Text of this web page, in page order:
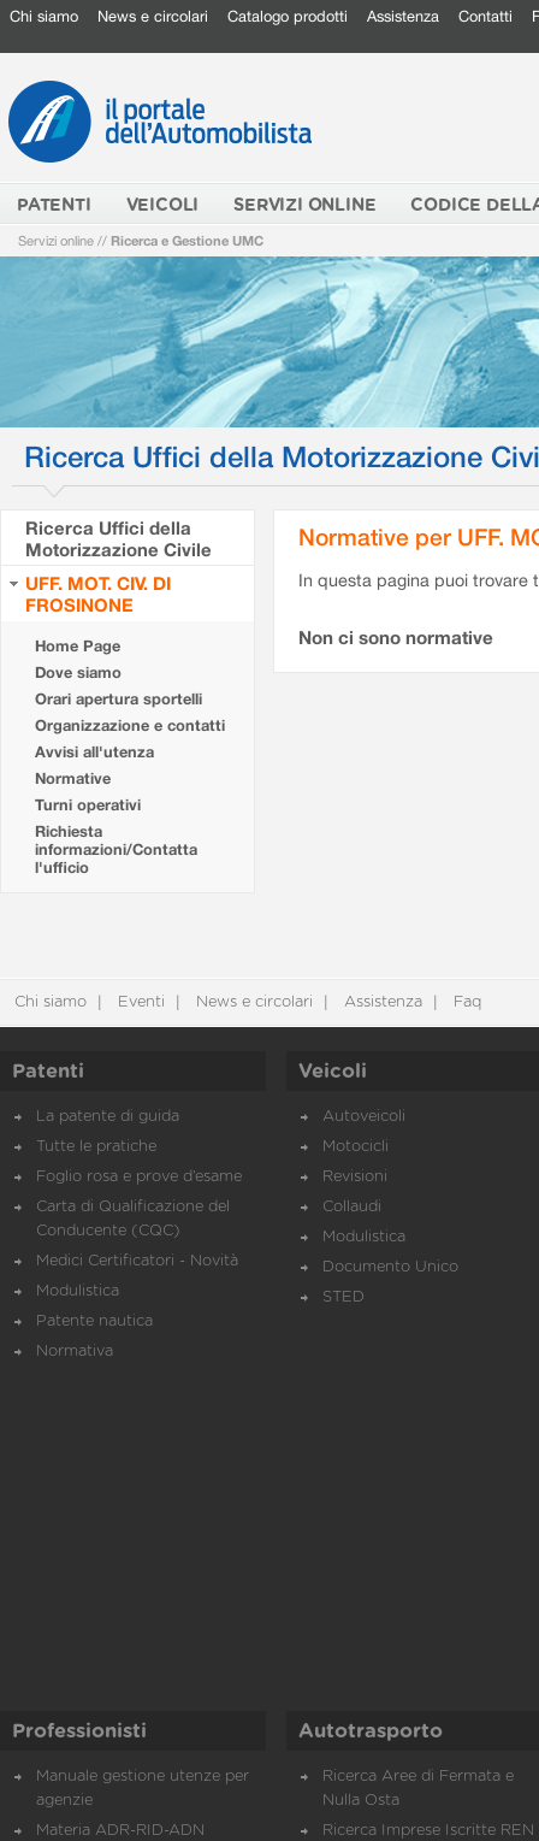
Chi siamo News e circolari Catalogo prodotti Assistenza Contatti
PATENTI VEICOLI SERVIZI ONLINE CODICE
Servizi online // Ricerca e Gestione UMC
Ricerca Uffici della Motorizzazione
Ricerca Uffici della
Motorizzazione Civile
UFF. MOT. CIV. DI
FROSINONE
Home Page
Dove siamo
Orari apertura sportelli
Organizzazione e contatti
Avvisi all'utenza
Normative
Turni operativi
Richiesta
informazioni/Contatta
l'ufficio
Normative per UFF.
In questa pagina puoi
Non ci sono normative
Chi siamo Eventi News e circolari Assistenza Faq
Patenti
La patente di guida
Tutte le pratiche
Foglio rosa e prove d’esame
Carta di Qualificazione del
Conducente (CQC)
Medici Certificatori - Novità
Modulistica
Patente nautica
Normativa
Veicoli
Autoveicoli
Motocicli
Revisioni
Collaudi
Modulistica
Documento Unico
STED
Professionisti
Manuale gestione utenze per
agenzie
Materia ADR-RID-ADN
Autotrasporto
Ricerca Aree di Fermata e
Nulla Osta
Ricerca Imprese Iscritte REN